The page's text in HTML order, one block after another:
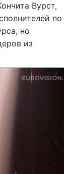
Вурст,
по
но
из